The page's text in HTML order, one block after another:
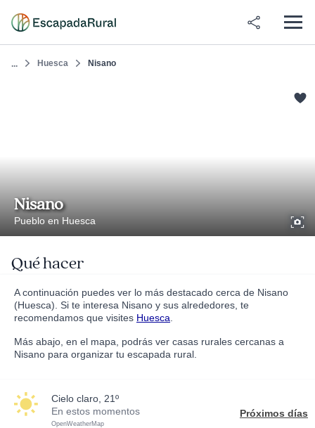
... Huesca Nisano
Nisano
Pueblo en Huesca
Qué hacer
A continuación puedes ver lo más destacado cerca de Nisano
(Huesca). Si te interesa Nisano y sus alrededores, te
recomendamos que visites Huesca
Más abajo, en el mapa, podrás ver casas rurales cercanas a
Nisano para organizar tu escapada rural.
cielo claro, 21º
En estos momentos
OpenWeatherMap
Próximos días